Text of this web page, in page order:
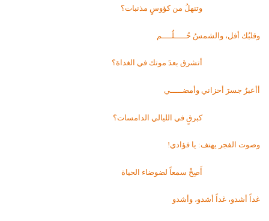
وتنهلُ من كؤوسٍ مذنبات؟
وقلبُك أفل، والشمسُ حُـــــلُــــم
أتشرق بعدَ موتك في الغداة؟
أأعبرُ جسرَ أحزاني وأمضـــــي
كبرقٍ في الليالي الدامسات؟
وصوت الفجر يهتف: يا فؤادي!
أَصِخْ سمعاً لضوضاء الحياة
غداً أشدو، غداً أشدو، وأشدو